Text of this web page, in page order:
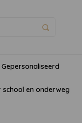
Gepersonaliseerd
school en onderweg